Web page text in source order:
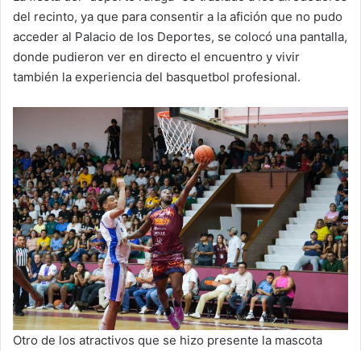
del recinto, ya que para consentir a la afición que no pudo
acceder al Palacio de los Deportes, se colocó una pantalla,
donde pudieron ver en directo el encuentro y vivir
también la experiencia del basquetbol profesional.
Otro de los atractivos que se hizo presente la mascota